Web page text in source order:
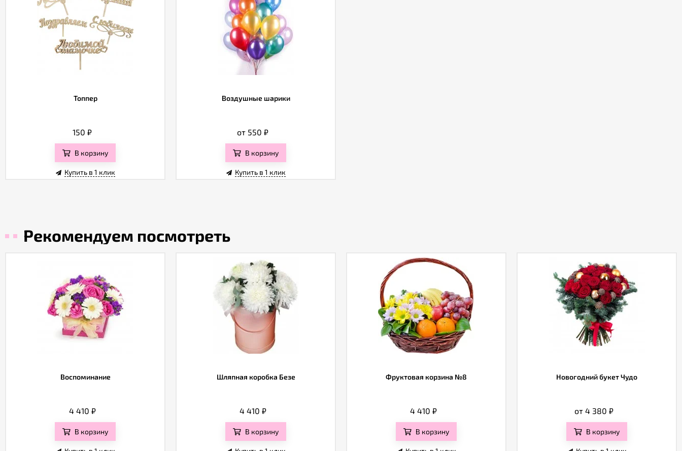
Топпер
150 ₽
В корзину
Купить в 1 клик
Воздушные шарики
от 550 ₽
В корзину
Купить в 1 клик
Рекомендуем посмотреть
Воспоминание
4 410 ₽
В корзину
Шляпная коробка Безе
4 410 ₽
В корзину
Фруктовая корзина №8
4 410 ₽
В корзину
Новогодний букет Чудо
от 4 380 ₽
В корзину